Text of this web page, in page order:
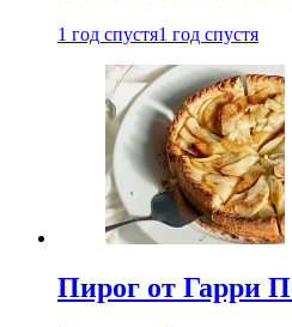
1 год спустя1 год спустя
Пирог от Гарри